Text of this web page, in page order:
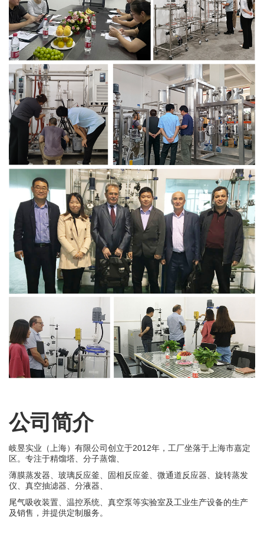
公司简介
岐昱实业（上海）有限公司创立于2012年，工厂坐落于上海市嘉定
区。专注于精馏塔、分子蒸馏、
薄膜蒸发器、玻璃反应釜、固相反应釜、微通道反应器、旋转蒸发
仪、真空抽滤器、分液器、
尾气吸收装置、温控系统、真空泵等实验室及工业生产设备的生产
及销售，并提供定制服务。